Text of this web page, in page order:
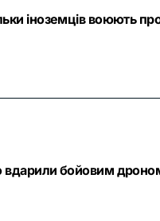
іноземців воюють
вдарили бойовим